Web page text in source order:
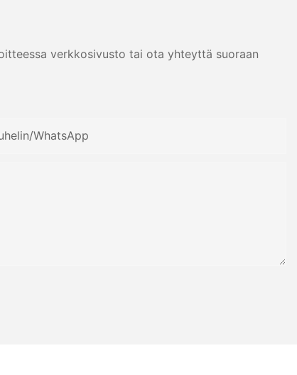
verkkosivusto tai ota yhteyttä suoraan
WhatsApp